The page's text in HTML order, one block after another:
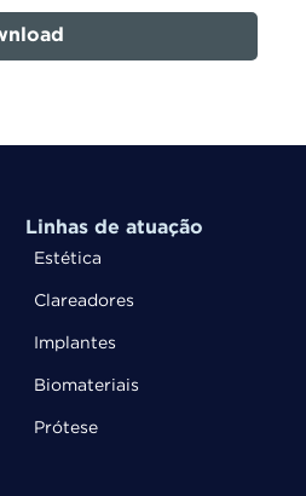
Linhas de atuação
Estética
Clareadores
Implantes
Biomateriais
Prótese